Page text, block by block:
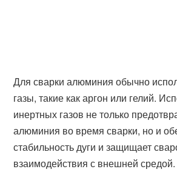
Для сварки алюминия обычно
газы, такие как аргон или гелий.
инертных газов не только
алюминия во время сварки, но и
стабильность дуги и защищает
взаимодействия с внешней